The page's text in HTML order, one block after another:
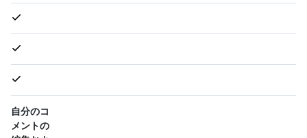
自分のコ
メントの